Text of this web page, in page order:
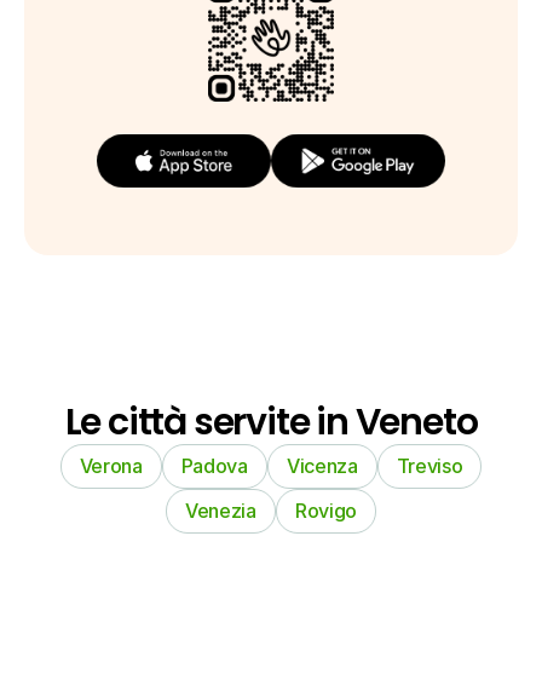
Le città servite in Veneto
Verona Padova Vicenza
Treviso
Venezia
Rovigo